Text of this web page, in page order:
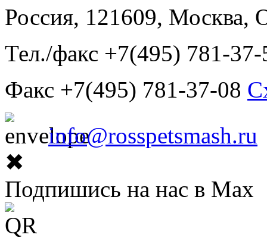
Россия, 121609, Москва,
Тел./факс +7(495) 781-37-
Факс +7(495) 781-37-08
info@rosspetsmash.ru
✖
Подпишись на нас в Max